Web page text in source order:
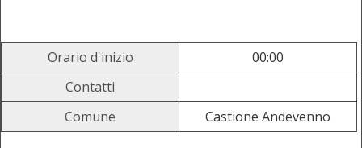
Orario d'inizio
00:00
Contatti
Comune
Castione Andevenno